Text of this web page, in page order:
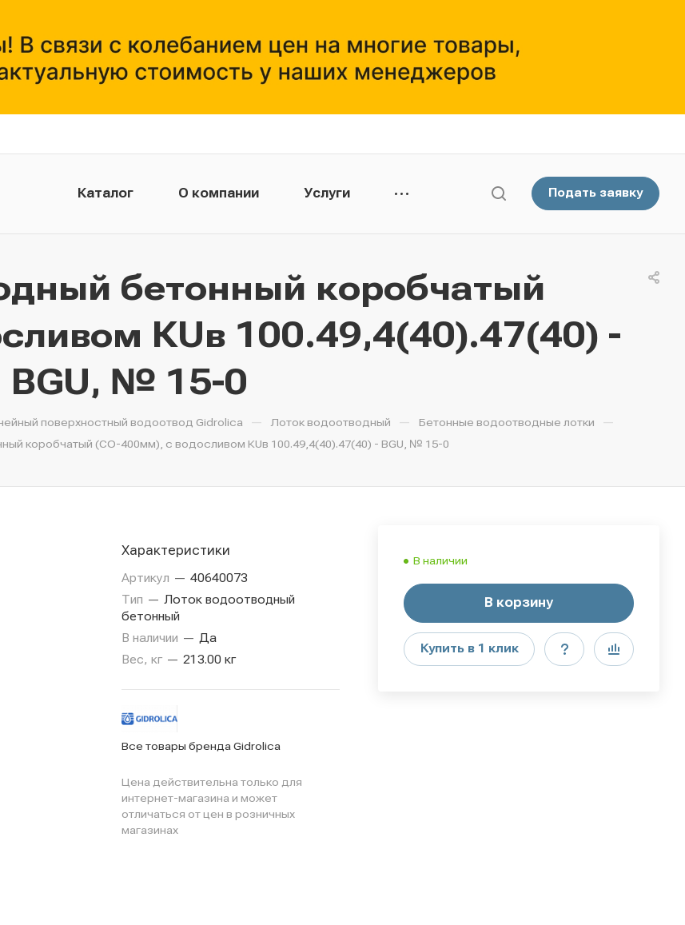
Каталог О компании Услуги Подать заявку
бетонный коробчатый
КUв 100.49,4(40).47(40) -
BGU, № 15-0
поверхностный водоотвод Gidrolica — Лоток водоотводный — Бетонные водоотводные лотки —
коробчатый (СО-400мм), с водосливом КUв 100.49,4(40).47(40) - BGU, № 15-0
В наличии
В корзину
Купить в 1 клик
Характеристики
Артикул — 40640073
Тип — Лоток водоотводный
бетонный
В наличии — Да
Вес, кг — 213.00 кг
Все товары бренда Gidrolica
Цена действительна только для
интернет-магазина и может
отличаться от цен в розничных
магазинах